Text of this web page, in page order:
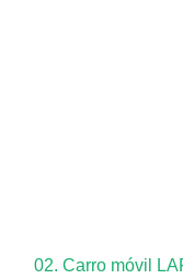
02. Carro móvil